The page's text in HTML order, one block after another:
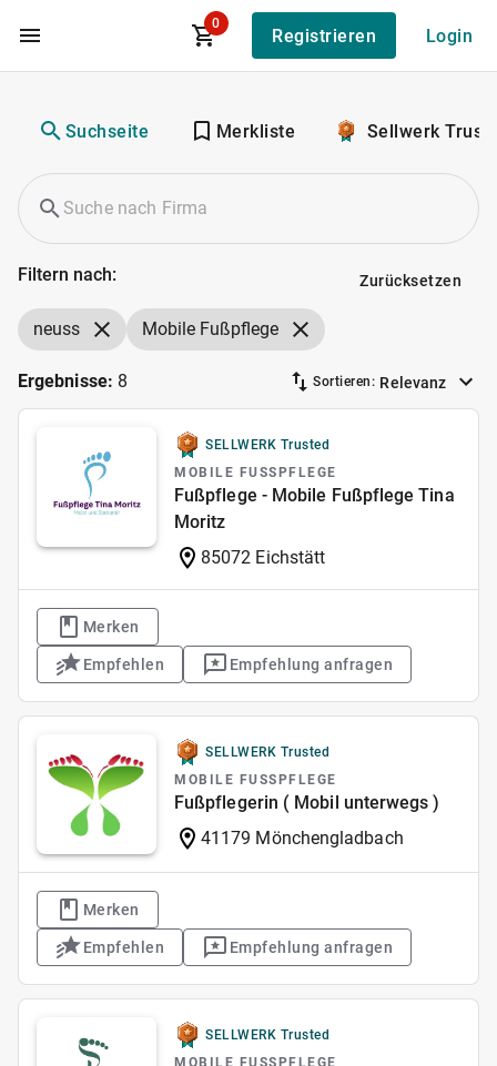
Zum Hauptinhalt
0
Registrieren Login
Suchseite Merkliste Sellwerk
Filtern nach: Zurücksetzen
neuss Mobile Fußpflege
Ergebnisse: 8 Sortieren: Relevanz
SELLWERK Trusted
MOBILE FUSSPFLEGE
Fußpflege - Mobile Fußpflege Tina
Moritz
85072 Eichstätt
Merken
Empfehlen Empfehlung anfragen
SELLWERK Trusted
MOBILE FUSSPFLEGE
Fußpflegerin ( Mobil unterwegs )
41179 Mönchengladbach
Merken
Empfehlen Empfehlung anfragen
SELLWERK Trusted
MOBILE FUSSPFLEGE